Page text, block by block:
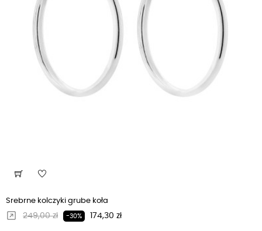
Srebrne kolczyki grube koła
Regularna cena
249,00 zł -30% Cena
174,30 zł